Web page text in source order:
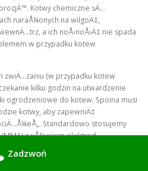
Kotwy chemiczne sÄ…
naraÅ¼onych na wilgoÄ‡,
a ich noÅ›noÅ›Ä‡ nie spada
w przypadku kotew
zwiÄ…zaniu (w przypadku kotew
kilku godzin na utwardzenie
ogrodzeniowe do kotew. Spoina musi
kotwy, aby zapewniÄ‡
Standardowo stosujemy
z uÅ¼yciem elektrod
wytrzymaÅ‚e i plastyczne zÅ‚Ä…cze. W
na silne wiatry (np. w otwartej
Zadzwoń